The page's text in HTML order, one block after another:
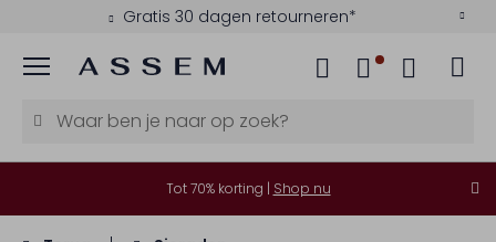
Gratis 30 dagen retourneren*
Menu
Tot 70% korting | Shop nu